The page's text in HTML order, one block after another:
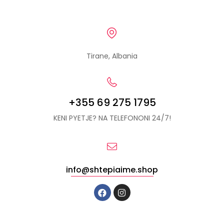
Tirane, Albania
+355 69 275 1795
KENI PYETJE? NA TELEFONONI 24/7!
info@shtepiaime.shop